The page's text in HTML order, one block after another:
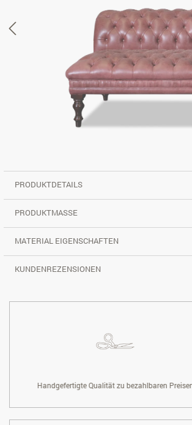
PRODUKTDETAILS
PRODUKTMASSE
MATERIAL EIGENSCHAFTEN
KUNDENREZENSIONEN
Handgefertigte Qualität zu bezahlbaren